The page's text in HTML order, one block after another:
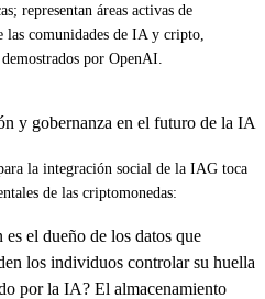
representan áreas activas de
comunidades de IA y cripto,
por OpenAI.
y gobernanza en el futuro de la IA
la integración social de la IAG toca
de las criptomonedas:
es el dueño de los datos que
los individuos controlar su huella
por la IA? El almacenamiento